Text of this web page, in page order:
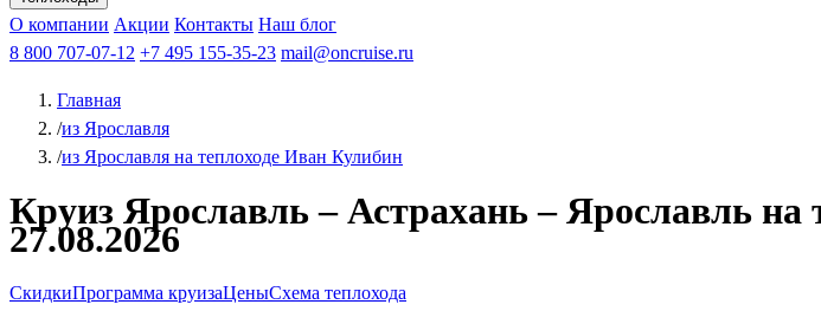
Афанасий Никитин Октябрьская революция
О компании Акции Контакты Наш блог
8 800 707-07-12 +7 495 155-35-23 mail@oncruise.ru
Главная
/из Ярославля
/из Ярославля на теплоходе Иван Кулибин
Круиз Ярославль – Астрахань – Ярославль на
27.08.2026
СкидкиПрограмма круизаЦеныСхема теплохода